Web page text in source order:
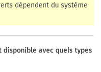
dépendent du système
avec quels types